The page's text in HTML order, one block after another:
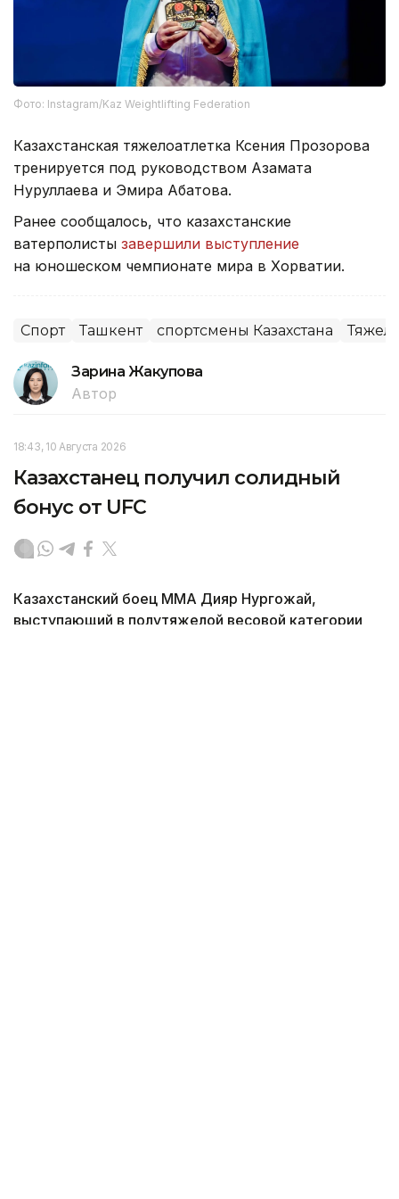
Фото: Instagram/Kaz Weightlifting Federation
Казахстанская тяжелоатлетка Ксения Прозорова
тренируется под руководством Азамата
Нуруллаева и Эмира Абатова.
Ранее сообщалось, что казахстанские
ватерполисты завершили выступление
на юношеском чемпионате мира в Хорватии.
Спорт Ташкент спортсмены Казахстана
Зарина Жакупова
Автор
18:43, 10 Августа 2026
Казахстанец получил солидный
бонус от UFC
Казахстанский боец ММА Дияр Нургожай,
выступающий в полутяжелой весовой категории